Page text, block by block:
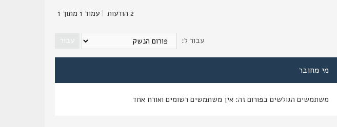
2 הודעות עמוד 1 מתוך 1
עבור ל:
מי מחובר
משתמשים הגולשים בפורום זה: אין משתמשים רשומים ואורח אחד